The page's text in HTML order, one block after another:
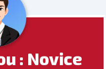
: Novice